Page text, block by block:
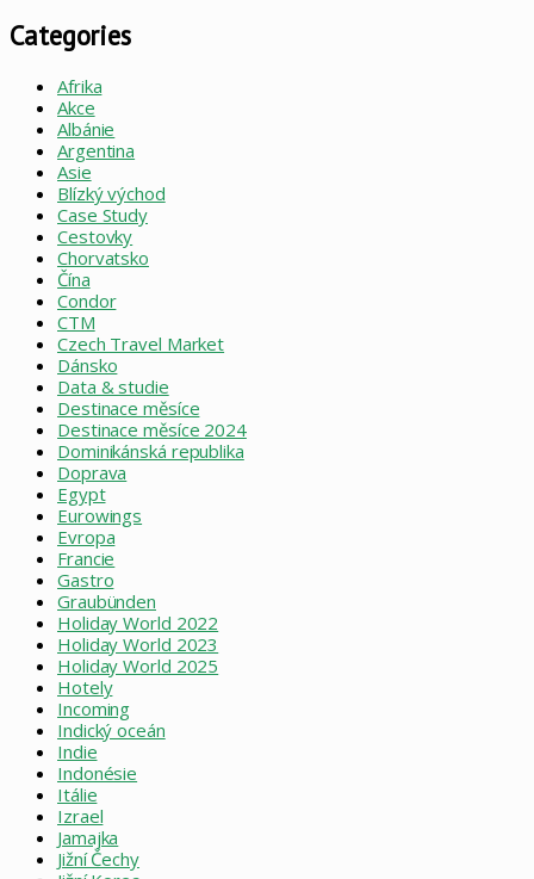
Categories
Afrika
Akce
Albánie
Argentina
Asie
Blízký východ
Case Study
Cestovky
Chorvatsko
Čína
Condor
CTM
Czech Travel Market
Dánsko
Data & studie
Destinace měsíce
Destinace měsíce 2024
Dominikánská republika
Doprava
Egypt
Eurowings
Evropa
Francie
Gastro
Graubünden
Holiday World 2022
Holiday World 2023
Holiday World 2025
Hotely
Incoming
Indický oceán
Indie
Indonésie
Itálie
Izrael
Jamajka
Jižní Čechy